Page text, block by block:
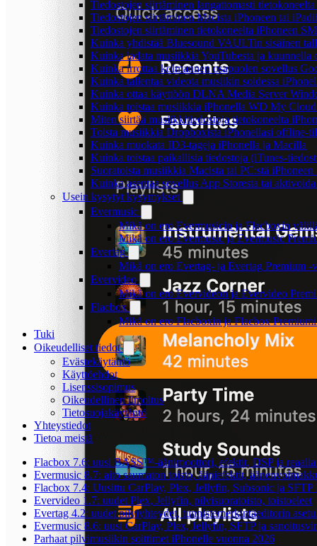
Tiedostojen siirtäminen langattomasti
Tiedostojen siirtäminen Macista iPhoneen tai
Tiedostojen siirtäminen tietokoneelta iPhoneen
Kuinka yhdistää Bluesound VAULTin sisäinen
Kuinka ladata musiikkia YouTubesta ja
Kuinka irrottaa kolmannen osapuolen sovellus
Kuinka tallentaa videota musiikin soidessa
Kuinka ottaa käyttöön DLNA Media Server
Kuinka toistaa musiikkia iPhonella WD My
Miten siirtää musiikkitiedostoja tietokoneelta
Toista musiikkia Dropboxista iPhonellasi offline-
Kuinka muokata ID3-tageja iPhonella ja Macilla
Kuinka toistaa paikallisia tiedostoja (iTunes-
Suoratoista musiikkia Macista tai PC:stä
Kuinka asentaa sovellus App Storesta tai
Usein kysytyt kysymykset
Evermusic
Mikä on ero Evermusicin ja Flacboxin
Mikä on ero Evermusic ja Evermusic
Evertag
Mikä on ero Evertag- ja Evertag Premium -
Evervideo
Mikä on ero Evervideon ja Evervideo
Flacbox
Mikä on ero Flacboxin ja Flacbox
Tuki
Oikeudelliset tiedot
Evästekäytäntö
Käyttöehdot
Lisenssisopimus
Oikeudellinen ilmoitus
Tietosuojakäytäntö
Yhteystiedot
Tietoa meistä
Flacbox 7.6: uusi BASS™-äänimoottori, efektit, DSP ja
Evermusic 8.7: aito saumaton toisto, ääniefektit,
Flacbox 7.4: Uusittu CarPlay, Plex, Jellyfin, Subsonic ja SFTP
Evervideo 1.7: uudet Plex, Jellyfin, pilvisuoratoisto, toistoeleet
Evertag 4.2: uudet pilviyhteydet, tunnistemerkintäeditorin
Evermusic 8.6: uusi CarPlay, Plex, Jellyfin, SFTP ja
Parhaat pilvimusiikin soittimet iPhonelle vuonna 2026